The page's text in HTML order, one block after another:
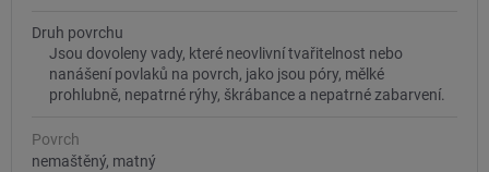
Druh povrchu
Jsou dovoleny vady, které neovlivní tvařitelnost nebo
nanášení povlaků na povrch, jako jsou póry, mělké
prohlubně, nepatrné rýhy, škrábance a nepatrné zabarvení.
Povrch
nemaštěný, matný